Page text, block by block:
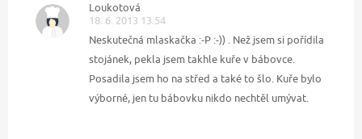
Loukotová
18. 6. 2013 13:54
Neskutečná mlaskačka :-P :-)) . Než jsem si pořídila
stojánek, pekla jsem takhle kuře v bábovce.
Posadila jsem ho na střed a také to šlo. Kuře bylo
výborné, jen tu bábovku nikdo nechtěl umývat.